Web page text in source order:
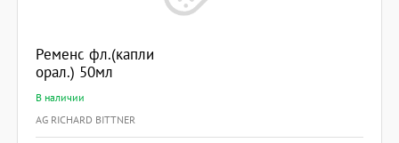
Ременс фл.(капли
орал.) 50мл
В наличии
AG RICHARD BITTNER